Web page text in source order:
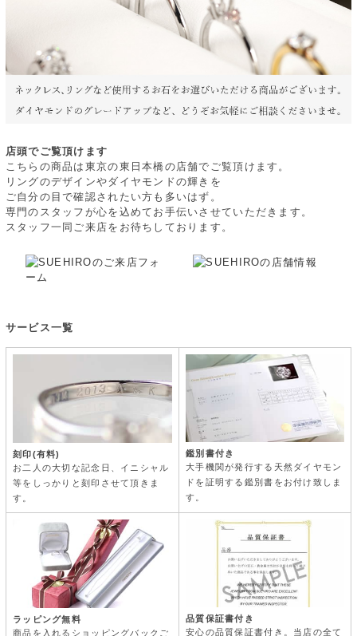
店頭でご覧頂けます
こちらの商品は東京の東日本橋の店舗でご覧頂けます。
リングのデザインやダイヤモンドの輝きを
ご自分の目で確認されたい方も多いはず。
専門のスタッフが心を込めてお手伝いさせていただきます。
スタッフ一同ご来店をお待ちしております。
サービス一覧
刻印(有料)
お二人の大切な記念日、イニシャル
等をしっかりと刻印させて頂きま
す。
鑑別書付き
大手機関が発行する天然ダイヤモン
ドを証明する鑑別書をお付け致しま
す。
ラッピング無料
商品を入れるショッピングバックご
品質保証書付き
安心の品質保証書付き。当店の全て